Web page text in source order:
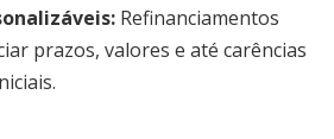
: Refinanciamentos
prazos, valores e até carências